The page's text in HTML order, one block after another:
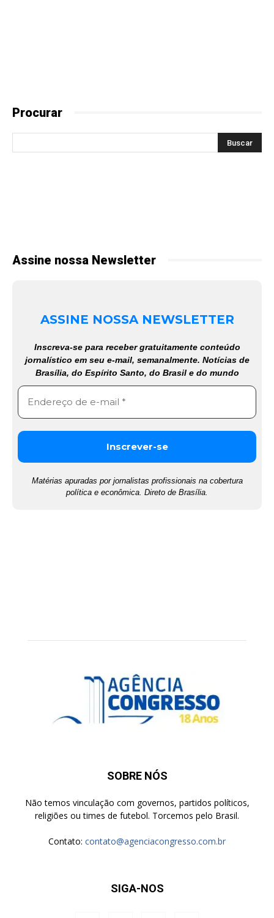
Procurar
Assine nossa Newsletter
ASSINE NOSSA NEWSLETTER
Inscreva-se para receber gratuitamente conteúdo
jornalístico em seu e-mail, semanalmente. Notícias de
Brasília, do Espírito Santo, do Brasil e do mundo
Matérias apuradas por jornalistas profissionais na cobertura
política e econômica. Direto de Brasília.
SOBRE NÓS
Não temos vinculação com governos, partidos políticos,
religiões ou times de futebol. Torcemos pelo Brasil.
Contato: contato@agenciacongresso.com.br
SIGA-NOS